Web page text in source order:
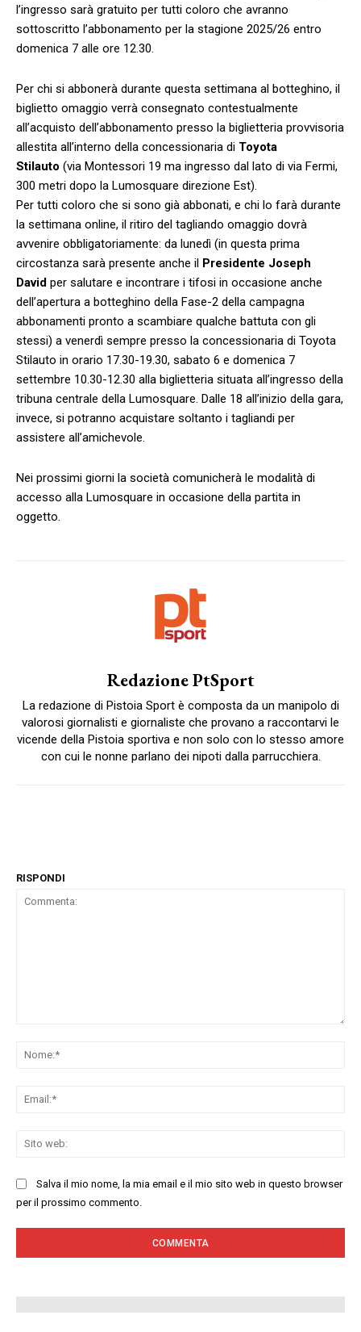
l’ingresso sarà gratuito per tutti coloro che avranno
sottoscritto l’abbonamento per la stagione 2025/26 entro
domenica 7 alle ore 12.30.
Per chi si abbonerà durante questa settimana al botteghino, il
biglietto omaggio verrà consegnato contestualmente
all’acquisto dell’abbonamento presso la biglietteria provvisoria
allestita all’interno della concessionaria di Toyota
Stilauto (via Montessori 19 ma ingresso dal lato di via Fermi,
300 metri dopo la Lumosquare direzione Est).
Per tutti coloro che si sono già abbonati, e chi lo farà durante
la settimana online, il ritiro del tagliando omaggio dovrà
avvenire obbligatoriamente: da lunedì (in questa prima
circostanza sarà presente anche il Presidente Joseph
David per salutare e incontrare i tifosi in occasione anche
dell’apertura a botteghino della Fase-2 della campagna
abbonamenti pronto a scambiare qualche battuta con gli
stessi) a venerdì sempre presso la concessionaria di Toyota
Stilauto in orario 17.30-19.30, sabato 6 e domenica 7
settembre 10.30-12.30 alla biglietteria situata all’ingresso della
tribuna centrale della Lumosquare. Dalle 18 all’inizio della gara,
invece, si potranno acquistare soltanto i tagliandi per
assistere all’amichevole.
Nei prossimi giorni la società comunicherà le modalità di
accesso alla Lumosquare in occasione della partita in
oggetto.
Redazione PtSport
La redazione di Pistoia Sport è composta da un manipolo di
valorosi giornalisti e giornaliste che provano a raccontarvi le
vicende della Pistoia sportiva e non solo con lo stesso amore
con cui le nonne parlano dei nipoti dalla parrucchiera.
RISPONDI
Salva il mio nome, la mia email e il mio sito web in questo browser
per il prossimo commento.